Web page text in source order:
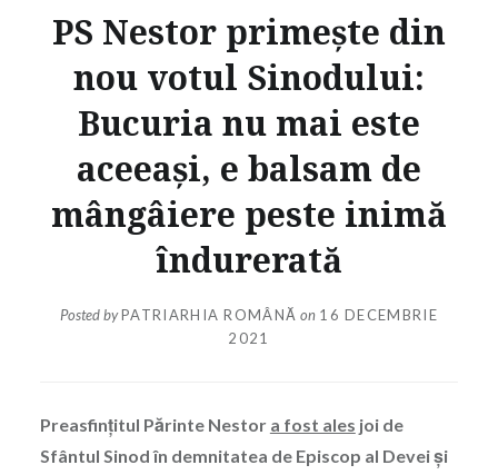
PS Nestor primește din
nou votul Sinodului:
Bucuria nu mai este
aceeași, e balsam de
mângâiere peste inimă
îndurerată
Posted byPATRIARHIA ROMÂNĂ on 16 DECEMBRIE
2021
Preasfințitul Părinte Nestor a fost ales joi de
Sfântul Sinod în demnitatea de Episcop al Devei și